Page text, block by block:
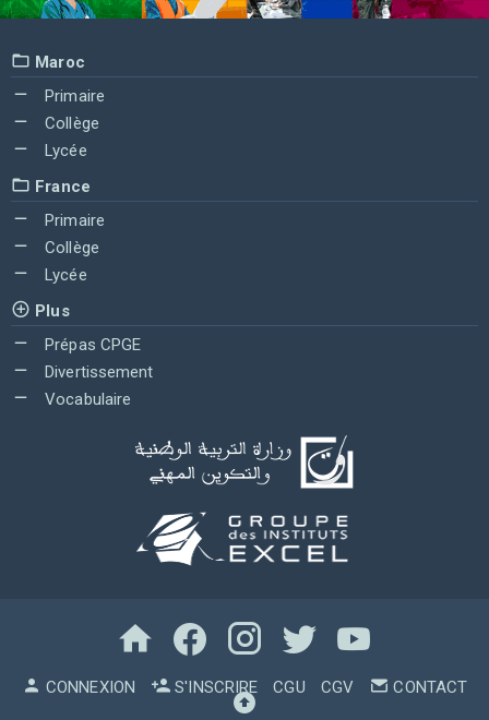
Maroc
Primaire
Collège
Lycée
France
Primaire
Collège
Lycée
Plus
Prépas CPGE
Divertissement
Vocabulaire
CONNEXION S'INSCRIRE CGU CGV CONTACT